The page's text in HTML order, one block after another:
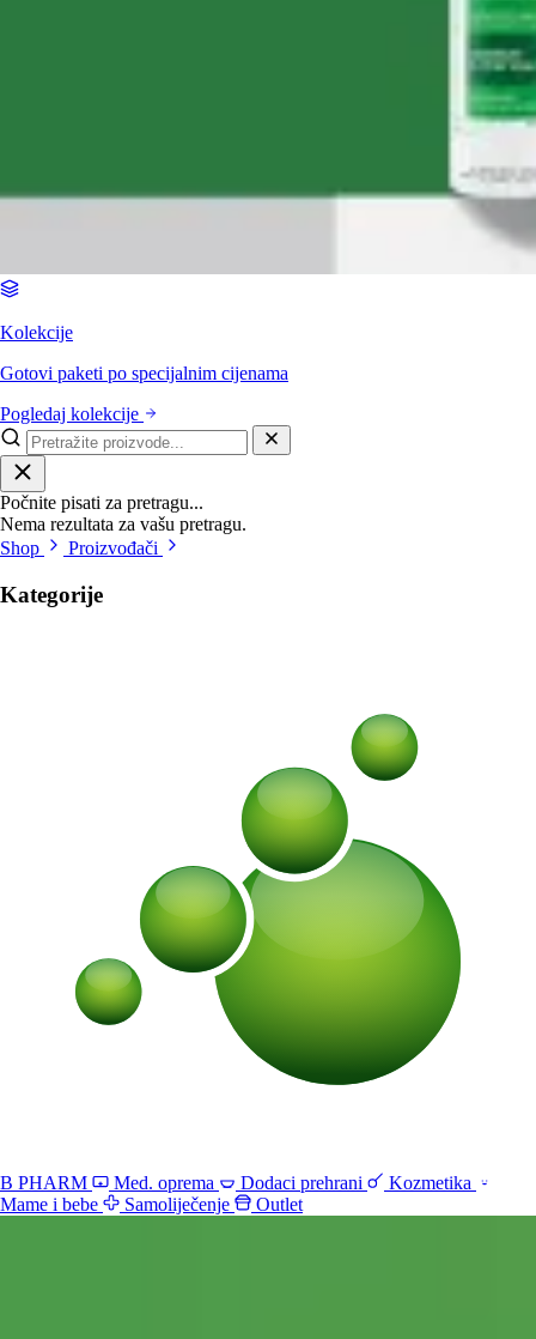
Kolekcije
Gotovi paketi po specijalnim cijenama
Pogledaj kolekcije
Počnite pisati za pretragu...
Nema rezultata za vašu pretragu.
Shop
Proizvođači
Kategorije
B PHARM Med. oprema Dodaci prehrani
Kozmetika
Mame i bebe
Samoliječenje Outlet